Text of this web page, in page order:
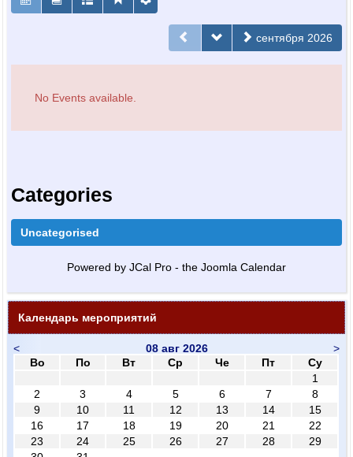
сентября 2026
No Events available.
Categories
Uncategorised
Powered by JCal Pro - the Joomla Calendar
Календарь мероприятий
< >
08 авг 2026
Во
По Вт Ср Че Пт
Су
1
2
3 4 5 6 7
8
9
10 11 12 13 14
15
16
17 18 19 20 21
22
23
24 25 26 27 28
29